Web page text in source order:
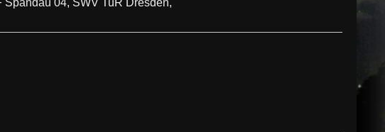
04, SWV TuR Dresden,